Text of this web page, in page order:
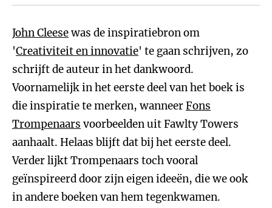
John Cleesewas de inspiratiebron om
'Creativiteit en innovatie' te gaan schrijven, zo
schrijft de auteur in het dankwoord.
Voornamelijk in het eerste deel van het boek is
die inspiratie te merken, wanneerFons
Trompenaars voorbeelden uit Fawlty Towers
aanhaalt. Helaas blijft dat bij het eerste deel.
Verder lijkt Trompenaars toch vooral
geïnspireerd door zijn eigen ideeën, die we ook
in andere boeken van hem tegenkwamen.